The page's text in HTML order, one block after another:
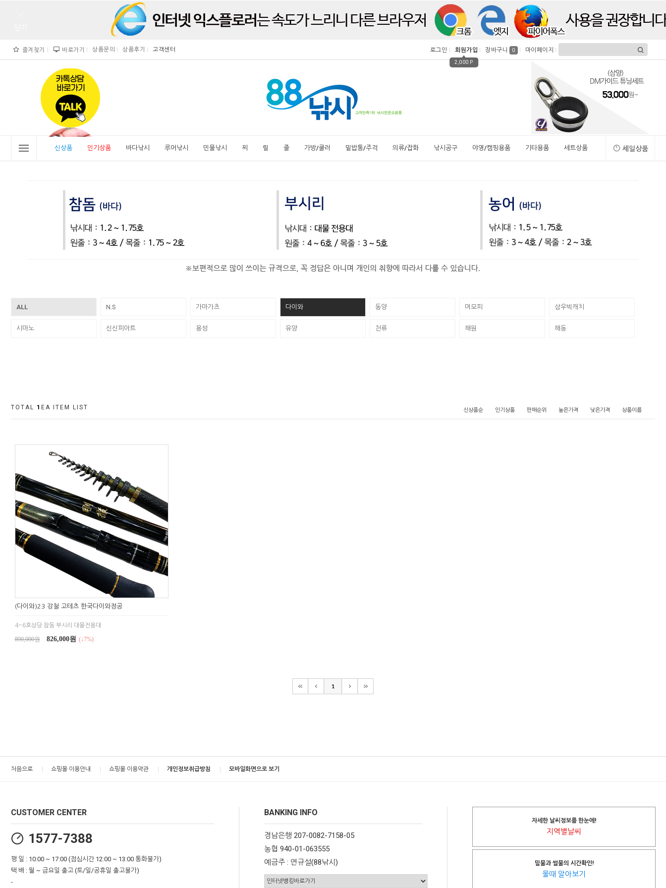
즐겨찾기 바로가기 상품문의 상품후기 고객센터 로그인 회원가입
2,000 P
장바구니 0 마이페이지
">
" alt="비린내">
신상품 인기상품 바다낚시 루어낚시 민물낚시 찌 릴 줄 가방/쿨러 밑밥통/주걱 의류/잡화 낚시공구 야영/캠핑용품 기타용품 세트상품 세일상품
ALL N.S 가마가츠 다이와 동양 머모피 삼우빅캐치
시마노 신신피아트 용성 유양 천류 해원 해동
TOTAL 1 EA ITEM LIST 신상품순 인기상품 판매순위 높은가격 낮은가격 상품이름
(다이와)23 강철 고테츠 한국다이와정공
4~6호상당 참돔 부시리 대물전용대
890,000원 826,000원 (↓7%)
1
처음으로 쇼핑몰 이용안내 쇼핑몰 이용약관 개인정보취급방침 모바일화면으로 보기
CUSTOMER CENTER
1577-7388
평 일 : 10:00 ~ 17:00 (점심시간 12:00 ~ 13:00 통화불가)
택 배 : 월 ~ 금요일 출고 (토/일/공휴일 출고불가)
-
BANKING INFO
경남은행 207-0082-7158-05
농협 940-01-063555
예금주 : 연규설(88낚시)
자세한 날씨정보를 한눈에!
지역별날씨
밀물과 썰물의 시간확인!
물때 알아보기